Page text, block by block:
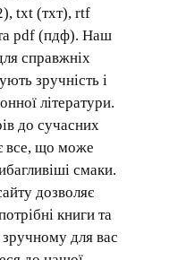
txt (тхт), rtf
pdf (пдф). Наш
справжніх
зручність і
літератури.
до сучасних
все, що може
смаки.
дозволяє
книги та
зручному для вас